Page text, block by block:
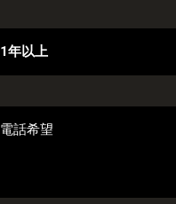
1年以上
電話希望